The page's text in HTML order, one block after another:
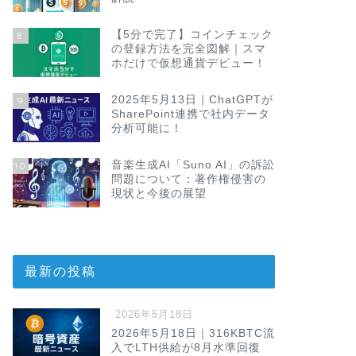
8
【5分で完了】コインチェック
の登録方法を完全図解｜スマ
ホだけで仮想通貨デビュー！
9
2025年5月13日｜ChatGPTが
SharePoint連携で社内データ
分析可能に！
10
音楽生成AI「Suno AI」の訴訟
問題について：著作権侵害の
現状と今後の展望
最新の投稿
2026年5月18日
2026年5月18日｜316KBTC流
入でLTH供給が8月水準回復